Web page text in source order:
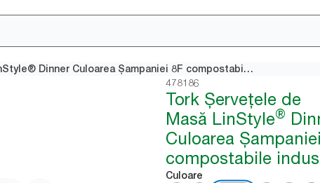
Tork Șervețele de Masă LinStyle® Dinner Culoarea Șampaniei 8F compostabile industrial
478186
Tork Șervețele de
Masă LinStyle®
Culoarea
compostabile
Culoare